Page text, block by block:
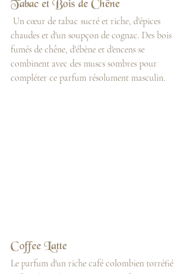
Tabac et Bois de Chêne
chaudes et d'un soupçon de cognac. Des bois
fumés de chêne, d'ébène et d'encens se
combinent avec des muscs sombres pour
compléter ce parfum résolument masculin.
Coffee Latte
Le parfum d'un riche café colombien torréfié